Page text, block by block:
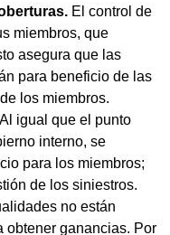
El control de
miembros, que
asegura que las
para beneficio de las
los miembros.
Al igual que el punto
interno, se
para los miembros;
de los siniestros.
no están
obtener ganancias. Por